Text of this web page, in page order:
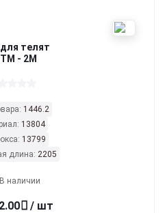
телят
- 2М
1446.2
13804
13799
длина: 2205
В наличии
/ шт